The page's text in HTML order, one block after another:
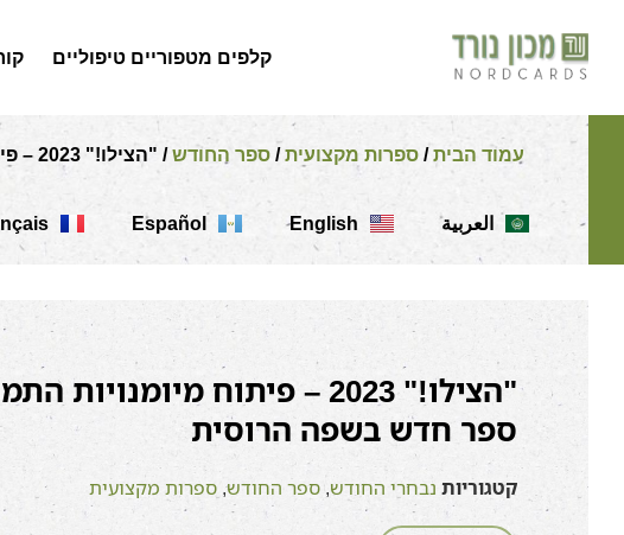
קלפים מטפוריים טיפוליים
עמוד הבית/ ספרות מקצועית/ ספר החודש/ "הצילו!" 2023 – פיתוח מיומנויות התמודדות עם לחץ. ספר חדש בשפה הרוסית
العربية English
Español
"הצילו!" 2023 – פיתוח
ספר חדש בשפה הרוסית
קטגוריות נבחרי החודש,ספר החודש, ספרות מקצועית